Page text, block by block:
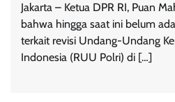
Jakarta – Ketua DPR RI, Puan
bahwa hingga saat ini belum
terkait revisi Undang-Undang
Indonesia (RUU Polri) di […]